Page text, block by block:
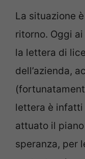
La situazione
ritorno. Oggi
la lettera di
dell’azienda,
lettera è
attuato il
speranza, per